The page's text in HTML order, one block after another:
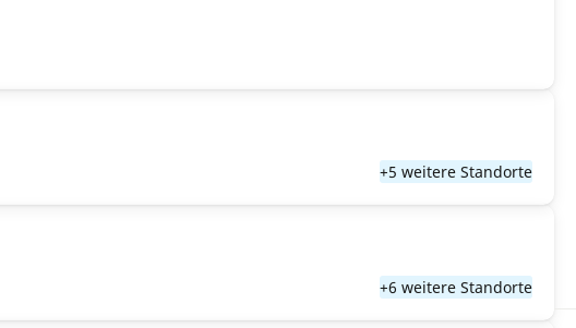
+5 weitere Standorte
+6 weitere Standorte